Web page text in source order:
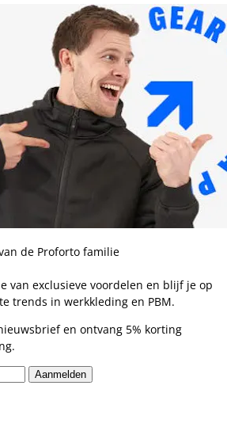
de Proforto familie
van exclusieve voordelen en blijf je op
trends in werkkleding en PBM.
en ontvang 5% korting